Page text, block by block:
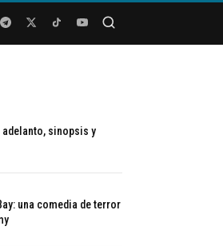
adelanto, sinopsis y
una comedia de terror